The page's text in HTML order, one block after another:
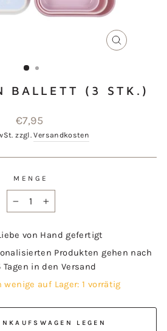
BALLETT (3 STK.)
Normaler
Preis
€7,95
zzgl.Versandkosten
MENGE
von Hand gefertigt
Produkten gehen nach
Tagen in den Versand
wenige auf Lager: 1 vorrätig
LEGEN